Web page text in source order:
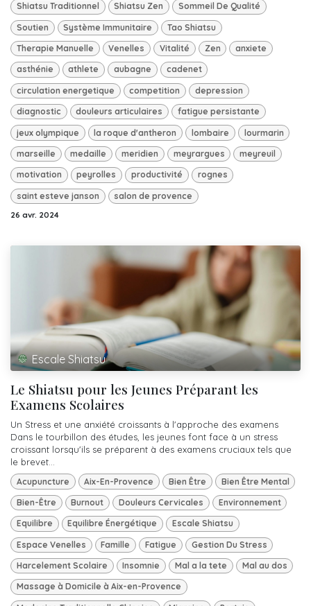
Shiatsu Traditionnel Shiatsu Zen Sommeil De Qualité
Soutien Système Immunitaire Tao Shiatsu
Therapie Manuelle Venelles Vitalité Zen anxiete
asthénie athlete aubagne cadenet
circulation energetique competition depression
diagnostic douleurs articulaires fatigue persistante
jeux olympique la roque d'antheron lombaire lourmarin
marseille medaille meridien meyrargues meyreuil
motivation peyrolles productivité rognes
saint esteve janson salon de provence
26 avr. 2024
Escale Shiatsu
Le Shiatsu pour les Jeunes Préparant les
Examens Scolaires
Un Stress et une anxiété croissants à l'approche des examens
Dans le tourbillon des études, les jeunes font face à un stress
croissant lorsqu'ils se préparent à des examens cruciaux tels que
le brevet...
Acupuncture Aix-En-Provence Bien Être Bien Être Mental
Bien-Être Burnout Douleurs Cervicales Environnement
Equilibre Equilibre Énergétique Escale Shiatsu
Espace Venelles Famille Fatigue Gestion Du Stress
Harcelement Scolaire Insomnie Mal a la tete Mal au dos
Massage à Domicile à Aix-en-Provence